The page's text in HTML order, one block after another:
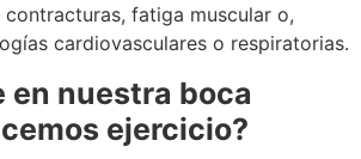
fatiga muscular o,
cardiovasculares o respiratorias.
en nuestra boca
ejercicio?